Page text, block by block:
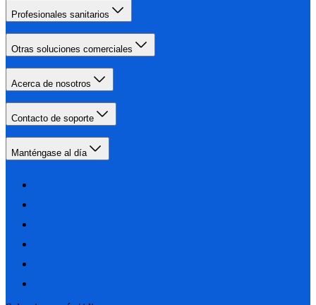
Profesionales sanitarios
Otras soluciones comerciales
Acerca de nosotros
Contacto de soporte
Manténgase al día